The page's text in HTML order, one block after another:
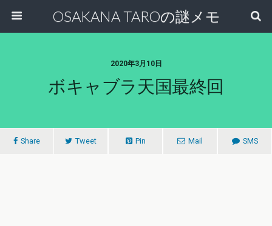
OSAKANA TAROの謎メモ
2020年3月10日
ボキャブラ天国最終回
Share Tweet Pin Mail SMS